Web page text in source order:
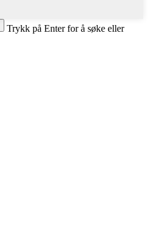
Trykk på Enter for å søke eller